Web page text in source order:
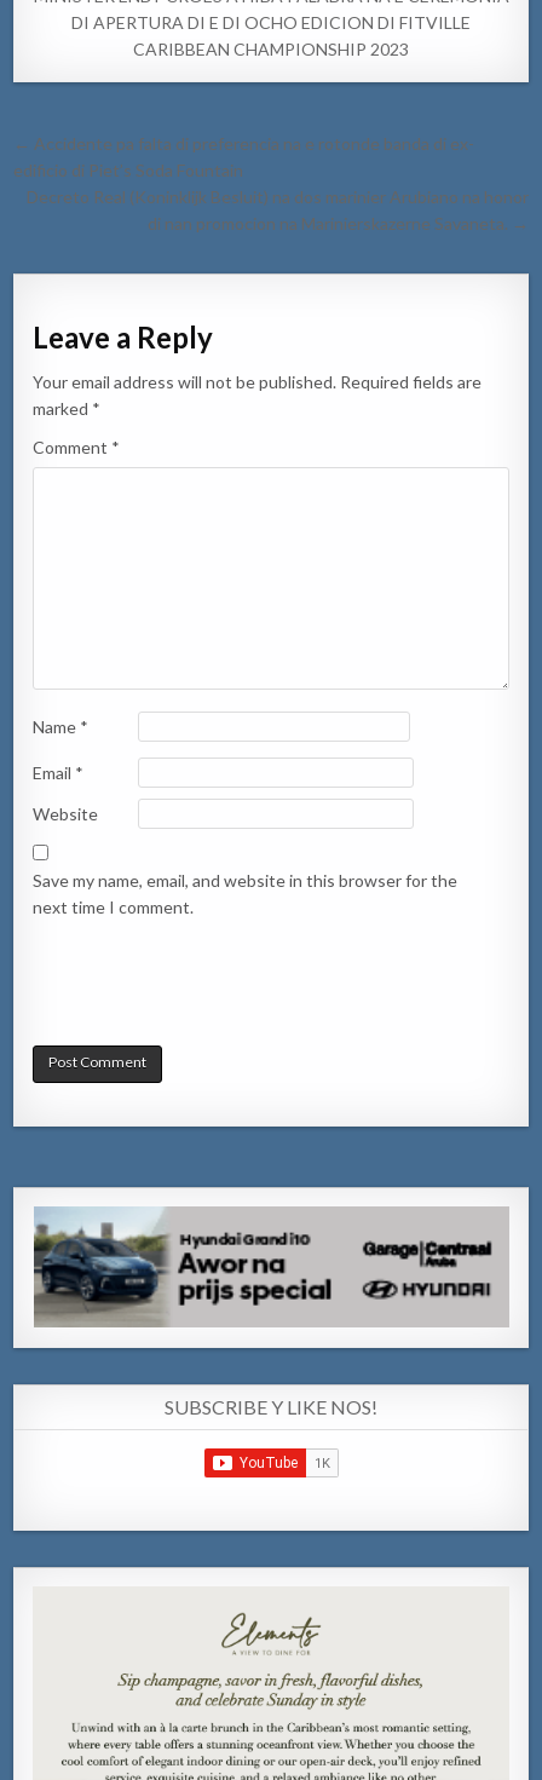
DI APERTURA DI E DI OCHO EDICION DI FITVILLE
CARIBBEAN CHAMPIONSHIP 2023
Post
navigation
← Accidente pa falta di preferencia na e rotonde banda di ex-
edificio di Piet’s Soda Fountain
Decreto Real (Koninklijk Besluit) na dos marinier Arubiano na honor
di nan promocion na Marinierskazerne Savaneta. →
Leave a Reply
Your email address will not be published. Required fields are
marked *
Comment *
Name *
Email *
Website
Save my name, email, and website in this browser for the
next time I comment.
SUBSCRIBE Y LIKE NOS!